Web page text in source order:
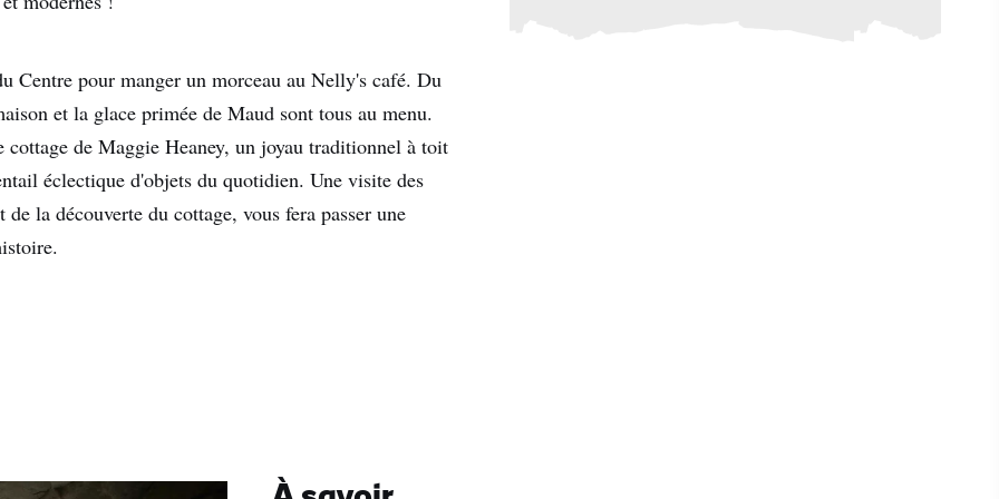
Centre pour manger un morceau au Nelly's café. Du
et la glace primée de Maud sont tous au menu.
de Maggie Heaney, un joyau traditionnel à toit
éclectique d'objets du quotidien. Une visite des
la découverte du cottage, vous fera passer une